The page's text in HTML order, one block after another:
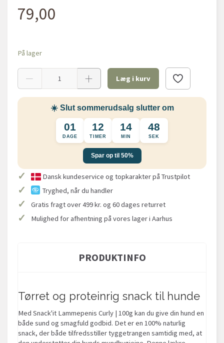
79,00
På lager
Læg i kurv
☀️ Slut sommerudsalg slutter om
01
DAGE
12
TIMER
14
MIN
47
SEK
Spar op til 50%
✓ Dansk kundeservice og topkarakter på Trustpilot
✓ Tryghed, når du handler
✓ Gratis fragt over 499 kr. og 60 dages returret
✓ Mulighed for afhentning på vores lager i Aarhus
PRODUKTINFO
Tørret og proteinrig snack til hunde
Med Snack'it Lammepenis Curly | 100g kan du give din hund en
både sund og smagfuld godbid. Det er en 100% naturlig
snack, der både tilfredsstiller tyggetrangen samtidig med, at